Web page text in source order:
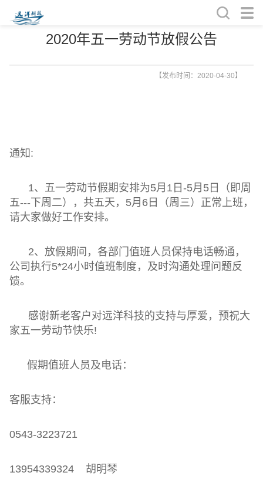
2020年五一劳动节放假公告
【发布时间：2020-04-30】
通知 :
1、 五一劳动节假期安排为5月1日-5月5日（即周
五---下周二），共五天， 5月6日（周三）正常上班，
请大家做好工作安排。
2、 放假期间，各部门值班人员保持电话畅通，
公司执行5*24小时值班制度， 及时沟通处理问题反
馈。
感谢新老客户对远洋科技的支持与厚爱，预祝大
家五一劳动节快乐!
假期值班人员及电话：
客服支持：
0543-3223721
13954339324 胡明琴